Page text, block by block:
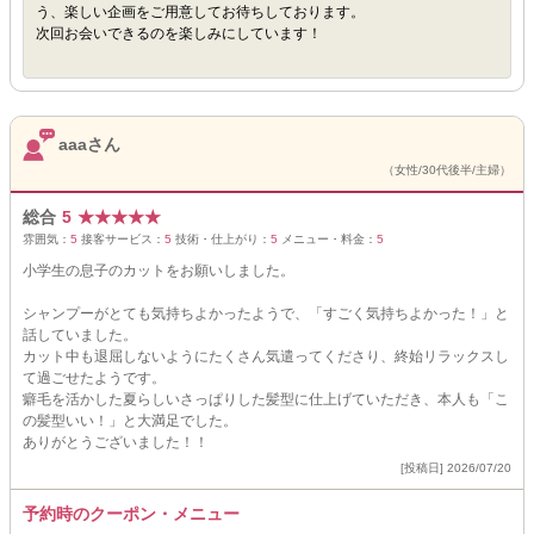
う、楽しい企画をご用意してお待ちしております。
次回お会いできるのを楽しみにしています！
aaaさん
（女性/30代後半/主婦）
総合 5 ★★★★★
雰囲気： 5 接客サービス： 5 技術・仕上がり： 5 メニュー・料金： 5
小学生の息子のカットをお願いしました。
シャンプーがとても気持ちよかったようで、「すごく気持ちよかった！」と
話していました。
カット中も退屈しないようにたくさん気遣ってくださり、終始リラックスし
て過ごせたようです。
癖毛を活かした夏らしいさっぱりした髪型に仕上げていただき、本人も「こ
の髪型いい！」と大満足でした。
ありがとうございました！！
[投稿日] 2026/07/20
予約時のクーポン・メニュー